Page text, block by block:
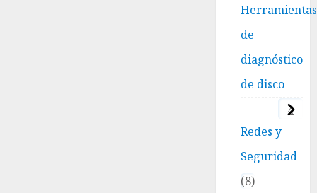
Herramientas
de
diagnóstico
de disco
4
Redes y
Seguridad
8